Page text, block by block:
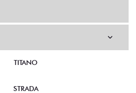
TITANO
STRADA